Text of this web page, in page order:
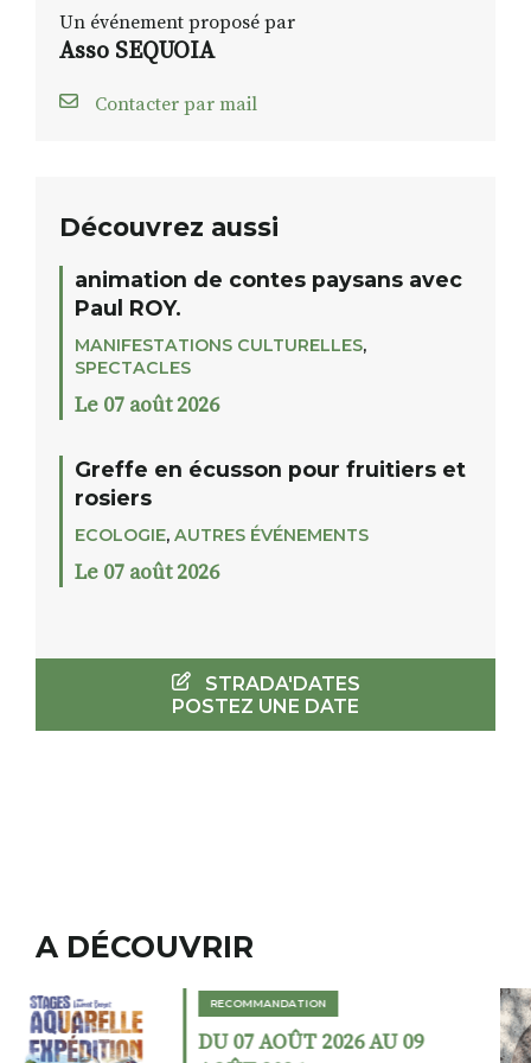
Un événement proposé par
Asso SEQUOIA
Contacter par mail
Découvrez aussi
animation de contes paysans avec
Paul ROY.
MANIFESTATIONS CULTURELLES,
SPECTACLES
Le 07 août 2026
Greffe en écusson pour fruitiers et
rosiers
ECOLOGIE, AUTRES ÉVÉNEMENTS
Le 07 août 2026
STRADA'DATES
POSTEZ UNE DATE
A DÉCOUVRIR
RECOMMANDATION
DU 02 AOÛT 2026 AU 23